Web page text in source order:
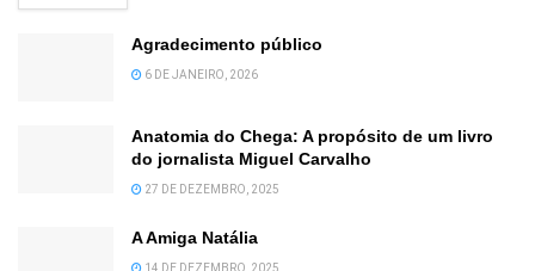
Agradecimento público
6 DE JANEIRO, 2026
Anatomia do Chega: A propósito de um livro
do jornalista Miguel Carvalho
27 DE DEZEMBRO, 2025
A Amiga Natália
14 DE DEZEMBRO, 2025